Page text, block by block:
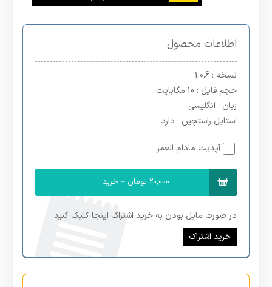
اطلاعات محصول
نسخه : 1.0.6
حجم فایل : 10 مگابایت
زبان : انگلیسی
استایل راستچین : دارد
آپدیت مادام العمر
20,000 تومان – خرید
در صورت مایل بودن به خرید اشتراک اینجا کلیک کنید.
خرید اشتراک